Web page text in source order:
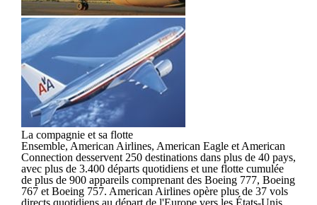
La compagnie et sa flotte
Ensemble, American Airlines, American Eagle et American
Connection desservent 250 destinations dans plus de 40 pays,
avec plus de 3.400 départs quotidiens et une flotte cumulée
de plus de 900 appareils comprenant des Boeing 777, Boeing
767 et Boeing 757. American Airlines opère plus de 37 vols
directs quotidiens au départ de l'Europe vers les États-Unis.